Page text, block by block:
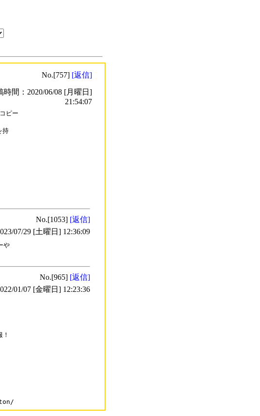
No.[757] [返信]
時間：2020/06/08 [月曜日]
21:54:07
ピー
持
No.[1053] [返信]
07/29 [土曜日] 12:36:09
や
No.[965] [返信]
01/07 [金曜日] 12:23:36